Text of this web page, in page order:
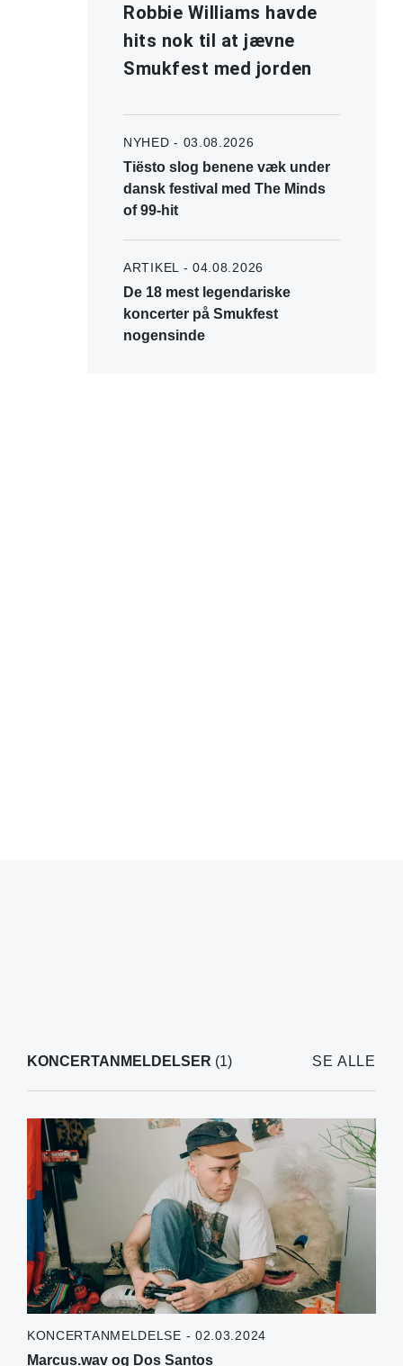
Robbie Williams havde
hits nok til at jævne
Smukfest med jorden
NYHED - 03.08.2026
Tiësto slog benene væk under
dansk festival med The Minds
of 99-hit
ARTIKEL - 04.08.2026
De 18 mest legendariske
koncerter på Smukfest
nogensinde
KONCERTANMELDELSER (1) SE ALLE
KONCERTANMELDELSE - 02.03.2024
Marcus.wav og Dos Santos